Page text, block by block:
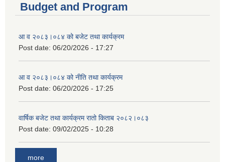
Budget and Program
आ व २०८३।०८४ को बजेट तथा कार्यक्रम
Post date: 06/20/2026 - 17:27
आ व २०८३।०८४ को नीति तथा कार्यक्रम
Post date: 06/20/2026 - 17:25
वार्षिक बजेट तथा कार्यक्रम रातो किताब २०८२।०८३
Post date: 09/02/2025 - 10:28
more